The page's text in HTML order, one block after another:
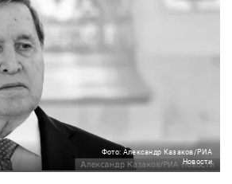
Фото: Александр Казаков/РИА
Новости